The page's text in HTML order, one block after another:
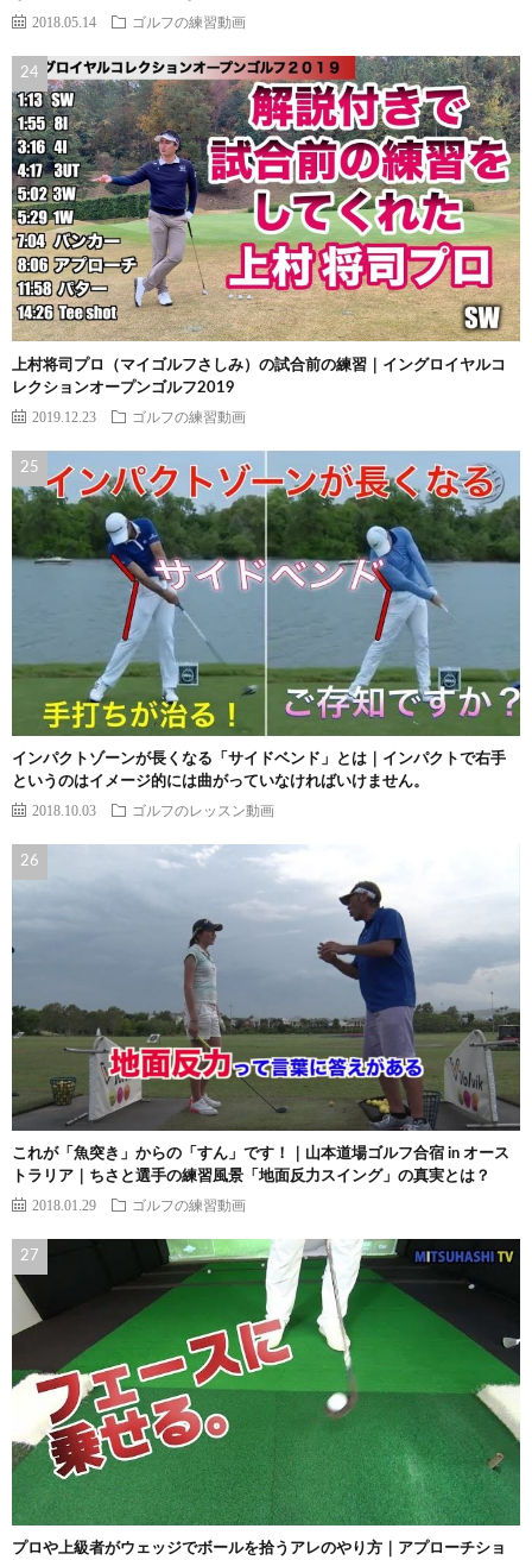
2018.05.14 ゴルフの練習動画
上村将司プロ（マイゴルフさしみ）の試合前の練習｜イングロイヤルコ
レクションオープンゴルフ2019
2019.12.23 ゴルフの練習動画
インパクトゾーンが長くなる「サイドベンド」とは｜インパクトで右手
というのはイメージ的には曲がっていなければいけません。
2018.10.03 ゴルフのレッスン動画
これが「魚突き」からの「すん」です！｜山本道場ゴルフ合宿 in オース
トラリア｜ちさと選手の練習風景「地面反力スイング」の真実とは？
2018.01.29 ゴルフの練習動画
プロや上級者がウェッジでボールを拾うアレのやり方｜アプローチショ